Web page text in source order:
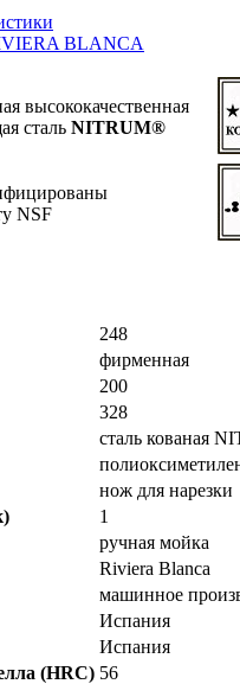
BLANCA
высококачественная
сталь NITRUM®
NSF
248
фирменная
200
328
сталь кованая
нож для нарезки
1
ручная мойка
Riviera Blanca
машинное
Испания
Испания
(HRC) 56